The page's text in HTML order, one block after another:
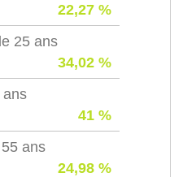
22,27 %
25 ans
34,02 %
ans
41 %
ans
24,98 %